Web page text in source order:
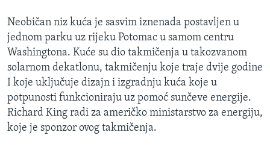
Neobičan niz kuća je sasvim iznenada postavljen u
jednom parku uz rijeku Potomac u samom centru
Washingtona. Kuće su dio takmičenja u takozvanom
solarnom dekatlonu, takmičenju koje traje dvije godine
I koje uključuje dizajn i izgradnju kuća koje u
potpunosti funkcioniraju uz pomoć sunčeve energije.
Richard King radi za američko ministarstvo za energiju,
koje je sponzor ovog takmičenja.